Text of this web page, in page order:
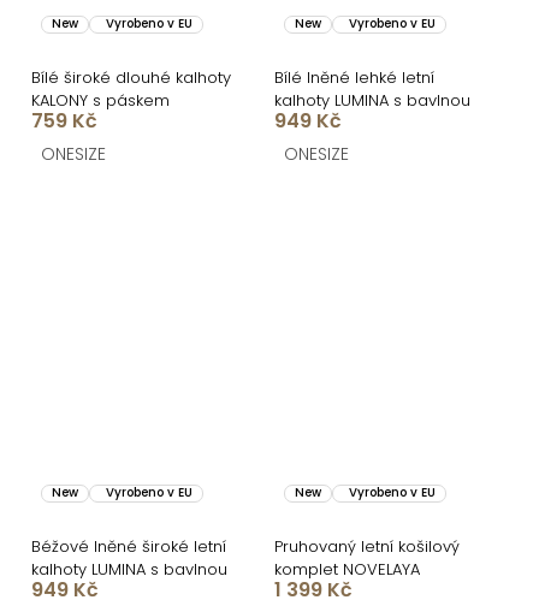
New Vyrobeno v EU
Bílé široké dlouhé kalhoty
KALONY s páskem
759 Kč
ONESIZE
New Vyrobeno v EU
Bílé lněné lehké letní
kalhoty LUMINA s bavlnou
949 Kč
ONESIZE
New Vyrobeno v EU
Béžové lněné široké letní
kalhoty LUMINA s bavlnou
949 Kč
New Vyrobeno v EU
Pruhovaný letní košilový
komplet NOVELAYA
1 399 Kč